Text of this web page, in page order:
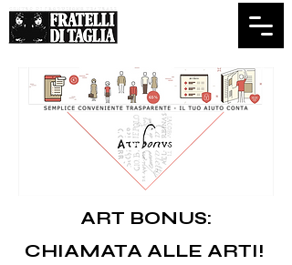
ART BONUS:
CHIAMATA ALLE ARTI!